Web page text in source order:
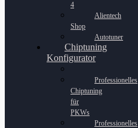
4
Alientech
Shop
Autotuner
Chiptuning
Konfigurator
Professionelles
Chiptuning
für
PKWs
Professionelles